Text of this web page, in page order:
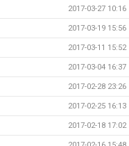
2017-03-27 10:16
2017-03-19 15:56
2017-03-11 15:52
2017-03-04 16:37
2017-02-28 23:26
2017-02-25 16:13
2017-02-18 17:02